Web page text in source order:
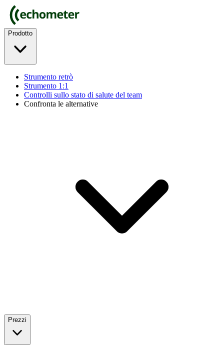
Prodotto
Strumento retrò
Strumento 1:1
Controlli sullo stato di salute del team
Confronta le alternative
Prezzi